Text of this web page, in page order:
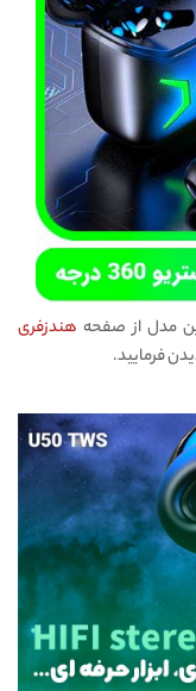
مدل از صفحه هندزفری
فرمایید.